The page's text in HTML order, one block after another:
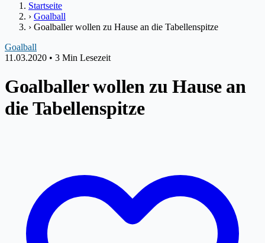
Startseite
› Goalball
› Goalballer wollen zu Hause an die Tabellenspitze
Goalball
11.03.2020 • 3 Min Lesezeit
Goalballer wollen zu Hause an
die Tabellenspitze